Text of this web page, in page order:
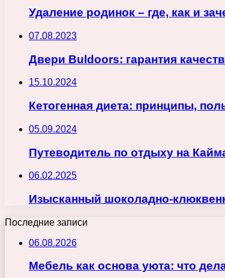
Удаление родинок – где, как и
07.08.2023
Двери Buldoors: гарантия
15.10.2024
Кетогенная диета: принципы,
05.09.2024
Путеводитель по отдыху на
06.02.2025
Изысканный шоколадно-
Последние записи
06.08.2026
Мебель как основа уюта: что